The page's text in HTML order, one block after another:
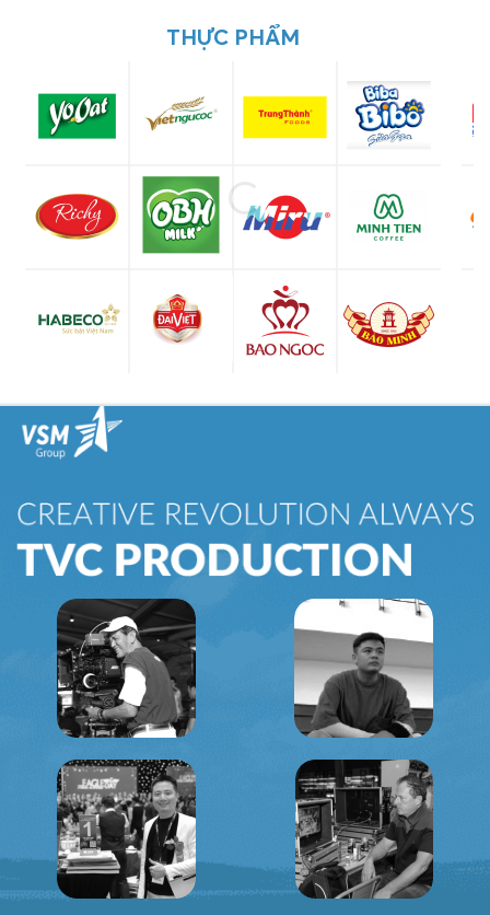
THỰC PHẨM